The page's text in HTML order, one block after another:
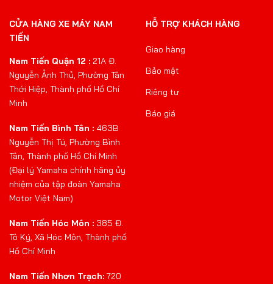
CỬA HÀNG XE MÁY NAM
TIẾN
Nam Tiến Quận 12 : 21A Đ.
Nguyễn Ảnh Thủ, Phường Tân
Thới Hiệp, Thành phố Hồ Chí
Minh
Nam Tiến Bình Tân : 463B
Nguyễn Thị Tú, Phường Bình
Tân, Thành phố Hồ Chí Minh
(Đại lý Yamaha chính hãng ủy
nhiệm của tập đoàn Yamaha
Motor Việt Nam)
Nam Tiến Hóc Môn : 385 Đ.
Tô Ký, Xã Hóc Môn, Thành phố
Hồ Chí Minh
Nam Tiến Nhơn Trạch: 720
HỖ TRỢ KHÁCH HÀNG
Giao hàng
Bảo mật
Riêng tư
Báo giá